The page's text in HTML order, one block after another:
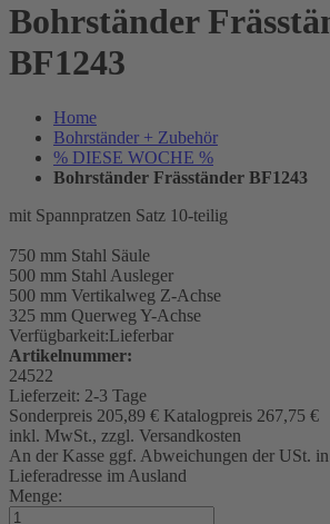
Bohrständer
BF1243
Home
Bohrständer + Zubehör
% DIESE WOCHE %
Bohrständer Fräsständer BF1243
mit Spannpratzen Satz 10-teilig
750 mm Stahl Säule
500 mm Stahl Ausleger
500 mm Vertikalweg Z-Achse
325 mm Querweg Y-Achse
Verfügbarkeit:Lieferbar
Artikelnummer:
24522
Lieferzeit: 2-3 Tage
Sonderpreis 205,89 € Katalogpreis 267,75 €
inkl. MwSt., zzgl. Versandkosten
An der Kasse ggf. Abweichungen der USt.
Lieferadresse im Ausland
Menge: